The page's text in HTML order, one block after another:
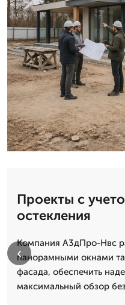
Проекты с
остекления
Компания А3дПро-Нвс
панорамными окнами
фасада, обеспечить
максимальный обзор
‹